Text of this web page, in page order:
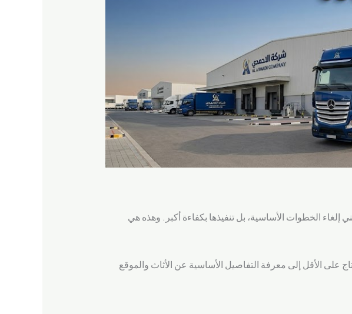
إلغاء الخطوات الأساسية، بل تنفيذها بكفاءة أكبر. وهذه هي
على الأقل إلى معرفة التفاصيل الأساسية عن الأثاث والموقع